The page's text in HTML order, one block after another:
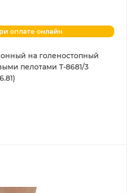
оплате онлайн
на голеностопный
пелотами Т-8681/3